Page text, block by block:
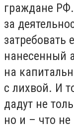
граждане
за
нанесенный
на
с лихвой. И
дадут не
но и – что